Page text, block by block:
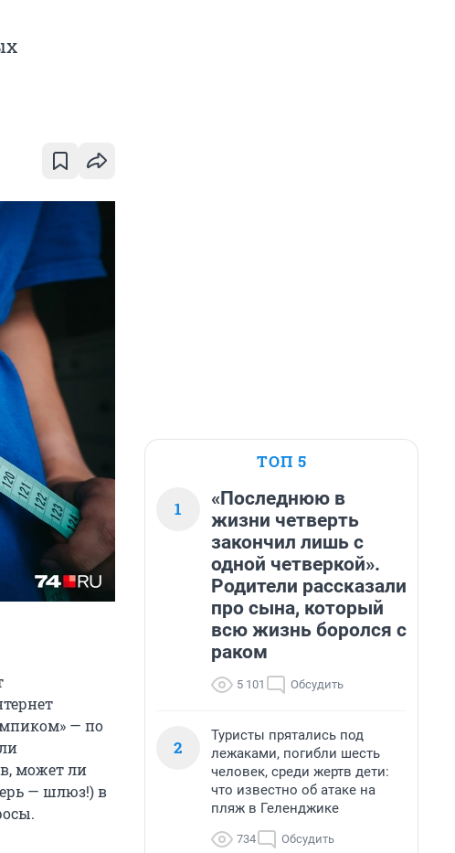
— по
может ли
— шлюз!) в
ТОП 5
1
«Последнюю в
жизни четверть
закончил лишь с
одной четверкой».
Родители рассказали
про сына, который
всю жизнь боролся с
раком
5 101 Обсудить
2
Туристы прятались под
лежаками, погибли шесть
человек, среди жертв дети:
что известно об атаке на
пляж в Геленджике
734 Обсудить